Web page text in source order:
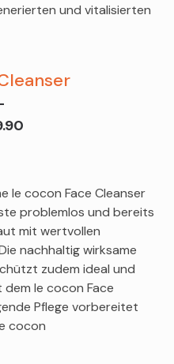
und vitalisierten
le cocon Face Cleanser
problemlos und bereits
mit wertvollen
nachhaltig wirksame
zudem ideal und
le cocon Face
Pflege vorbereitet
cocon